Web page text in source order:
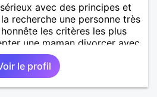
avec des principes et
recherche une personne très
les critères les plus
une maman divorcer avec
problème. S' abstenir au
merci. Recherche dans un
et apprendre à connaître la
deuxième temps relation plus
le profil